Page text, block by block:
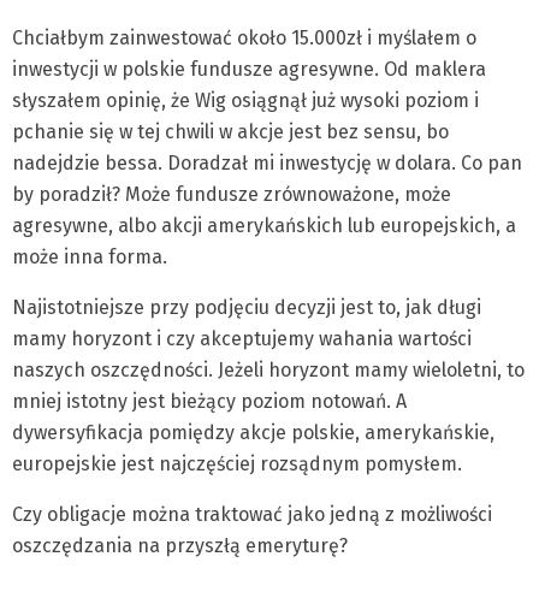
Chciałbym zainwestować około 15.000zł i myślałem o
inwestycji w polskie fundusze agresywne. Od maklera
słyszałem opinię, że Wig osiągnął już wysoki poziom i
pchanie się w tej chwili w akcje jest bez sensu, bo
nadejdzie bessa. Doradzał mi inwestycję w dolara. Co pan
by poradził? Może fundusze zrównoważone, może
agresywne, albo akcji amerykańskich lub europejskich, a
może inna forma.
Najistotniejsze przy podjęciu decyzji jest to, jak długi
mamy horyzont i czy akceptujemy wahania wartości
naszych oszczędności. Jeżeli horyzont mamy wieloletni, to
mniej istotny jest bieżący poziom notowań. A
dywersyfikacja pomiędzy akcje polskie, amerykańskie,
europejskie jest najczęściej rozsądnym pomysłem.
Czy obligacje można traktować jako jedną z możliwości
oszczędzania na przyszłą emeryturę?